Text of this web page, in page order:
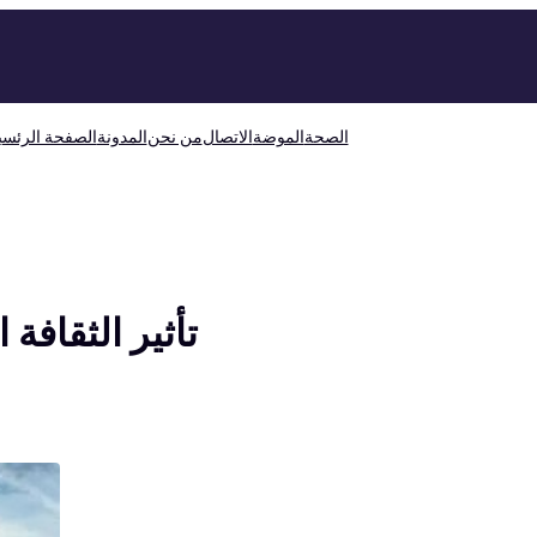
الصفحةالمدونةمن نحنالاتصالالموضةالصحة
تأثير